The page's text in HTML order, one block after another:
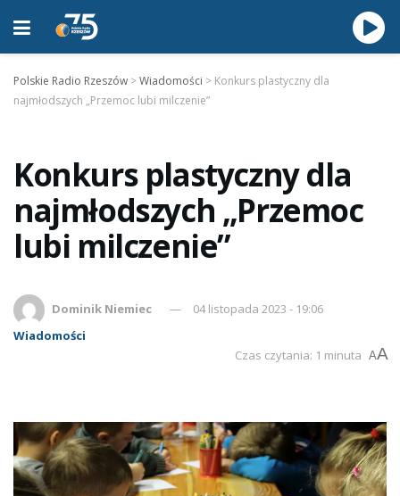
Polskie Radio Rzeszów >Wiadomości > Konkurs plastyczny dla
najmłodszych „Przemoc lubi milczenie”
Konkurs plastyczny dla
najmłodszych „Przemoc
lubi milczenie”
Dominik Niemiec
04 listopada 2023 - 19:06
Wiadomości
Czas czytania: 1 minuta AA